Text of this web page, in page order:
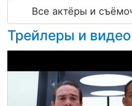
Все актёры и
Трейлеры и видео